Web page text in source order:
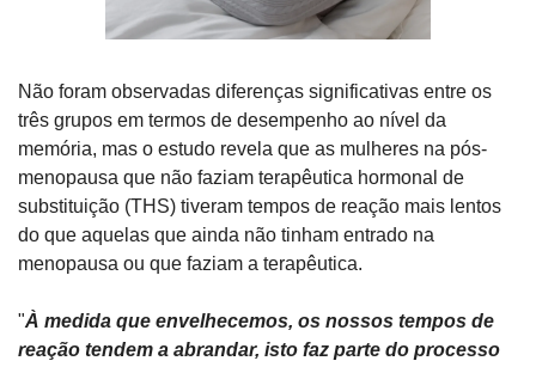
Não foram observadas diferenças significativas entre os
três grupos em termos de desempenho ao nível da
memória, mas o estudo revela que as mulheres na pós-
menopausa que não faziam terapêutica hormonal de
substituição (THS) tiveram tempos de reação mais lentos
do que aquelas que ainda não tinham entrado na
menopausa ou que faziam a terapêutica.
"À medida que envelhecemos, os nossos tempos de
reação tendem a abrandar, isto faz parte do processo